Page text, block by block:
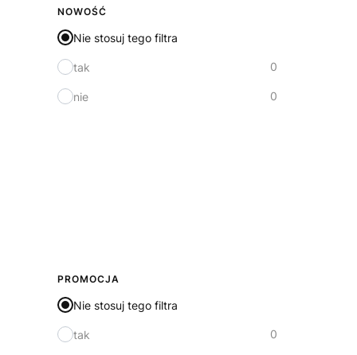
NOWOŚĆ
Nie stosuj tego filtra
tak 0
nie 0
PROMOCJA
Nie stosuj tego filtra
tak 0